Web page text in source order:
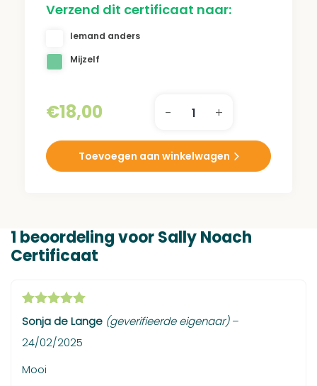
Verzend dit certificaat naar:
Iemand anders
Mijzelf
€18,00 -
Certificaat
+
Toevoegen aan winkelwagen
1 beoordeling voorSally Noach
Certificaat
Gewaardeerd
5uit 5
Sonja de Lange (geverifieerde eigenaar) –
24/02/2025
Mooi